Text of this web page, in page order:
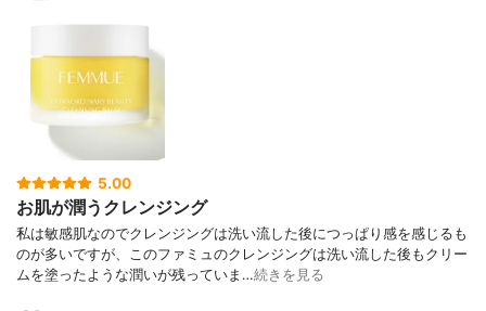
5.00
お肌が潤うクレンジング
私は敏感肌なのでクレンジングは洗い流した後につっぱり感を感じるも
のが多いですが、このファミュのクレンジングは洗い流した後もクリー
ムを塗ったような潤いが残っていま…続きを見る